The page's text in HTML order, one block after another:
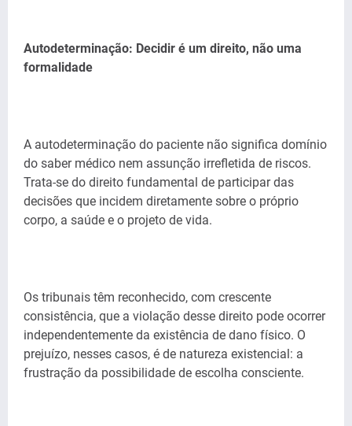
Autodeterminação: Decidir é um direito, não uma
formalidade
A autodeterminação do paciente não significa domínio
do saber médico nem assunção irrefletida de riscos.
Trata-se do direito fundamental de participar das
decisões que incidem diretamente sobre o próprio
corpo, a saúde e o projeto de vida.
Os tribunais têm reconhecido, com crescente
consistência, que a violação desse direito pode ocorrer
independentemente da existência de dano físico. O
prejuízo, nesses casos, é de natureza existencial: a
frustração da possibilidade de escolha consciente.